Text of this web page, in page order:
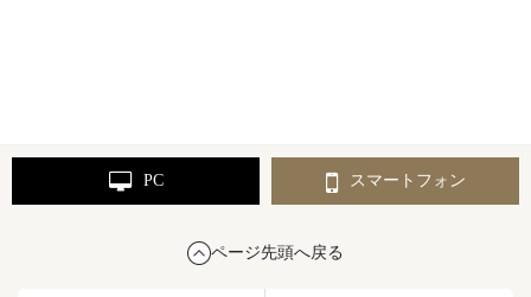
PC スマートフォン
ページ先頭へ戻る